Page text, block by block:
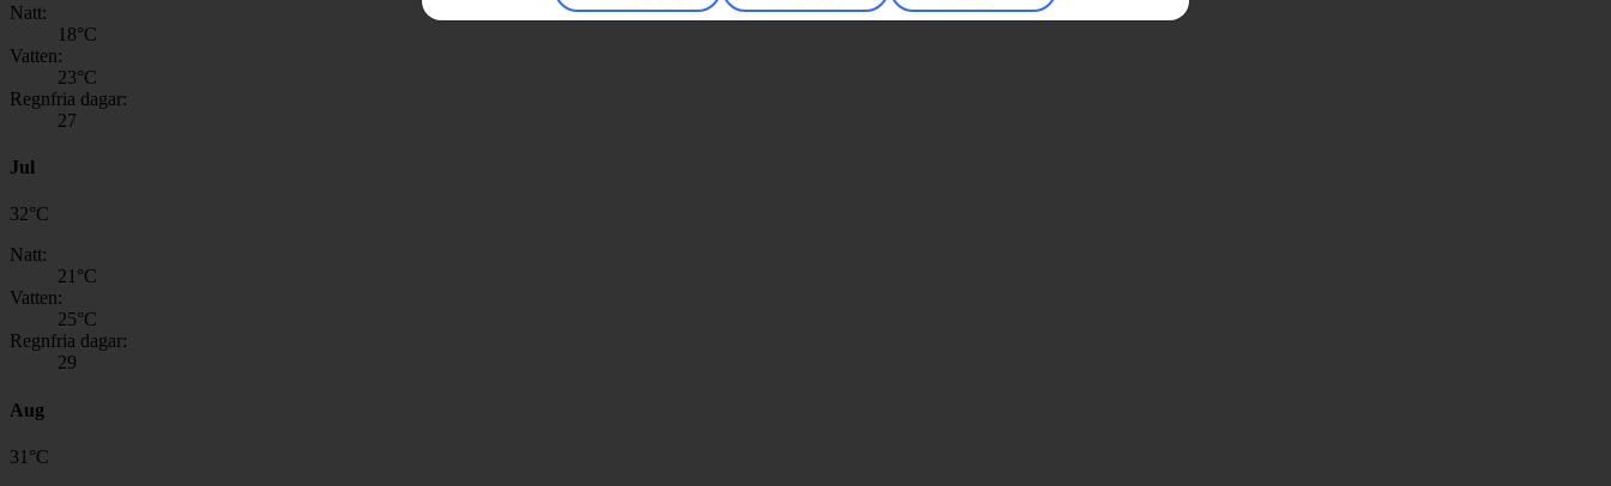
Natt:
18°C
Vatten:
23°C
Regnfria dagar:
27
Jul
32°C
Natt:
21°C
Vatten:
25°C
Regnfria dagar:
29
Aug
31 °C